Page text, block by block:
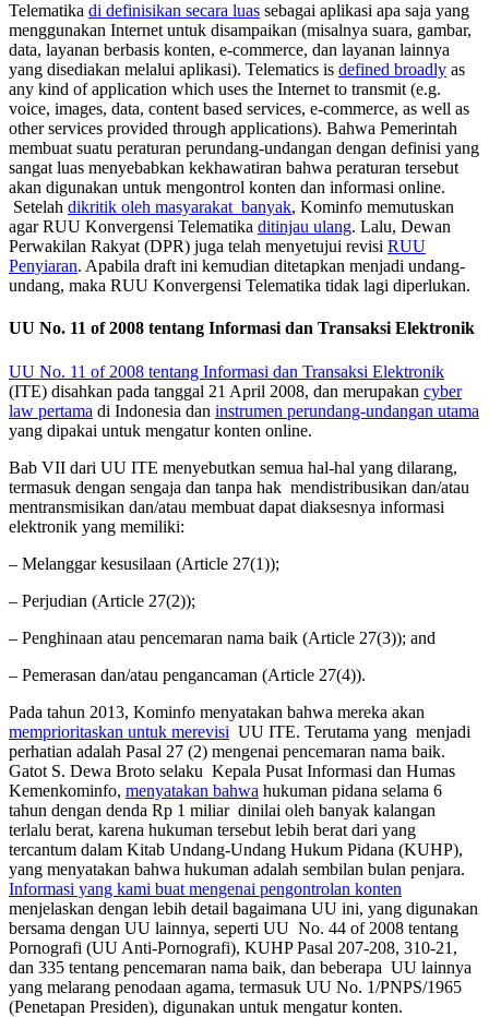
Telematika di definisikan secara luas sebagai aplikasi apa saja yang
menggunakan Internet untuk disampaikan (misalnya suara, gambar,
data, layanan berbasis konten, e-commerce, dan layanan lainnya
yang disediakan melalui aplikasi). Telematics is defined broadly as
any kind of application which uses the Internet to transmit (e.g.
voice, images, data, content based services, e-commerce, as well as
other services provided through applications). Bahwa Pemerintah
membuat suatu peraturan perundang-undangan dengan definisi yang
sangat luas menyebabkan kekhawatiran bahwa peraturan tersebut
akan digunakan untuk mengontrol konten dan informasi online.
Setelah dikritik oleh masyarakat banyak, Kominfo memutuskan
agar RUU Konvergensi Telematika ditinjau ulang. Lalu, Dewan
Perwakilan Rakyat (DPR) juga telah menyetujui revisi RUU
Penyiaran. Apabila draft ini kemudian ditetapkan menjadi undang-
undang, maka RUU Konvergensi Telematika tidak lagi diperlukan.
UU No. 11 of 2008 tentang Informasi dan Transaksi Elektronik
UU No. 11 of 2008 tentang Informasi dan Transaksi Elektronik
(ITE) disahkan pada tanggal 21 April 2008, dan merupakan cyber
law pertama di Indonesia dan instrumen perundang-undangan utama
yang dipakai untuk mengatur konten online.
Bab VII dari UU ITE menyebutkan semua hal-hal yang dilarang,
termasuk dengan sengaja dan tanpa hak mendistribusikan dan/atau
mentransmisikan dan/atau membuat dapat diaksesnya informasi
elektronik yang memiliki:
– Melanggar kesusilaan (Article 27(1));
– Perjudian (Article 27(2));
– Penghinaan atau pencemaran nama baik (Article 27(3)); and
– Pemerasan dan/atau pengancaman (Article 27(4)).
Pada tahun 2013, Kominfo menyatakan bahwa mereka akan
memprioritaskan untuk merevisi UU ITE. Terutama yang menjadi
perhatian adalah Pasal 27 (2) mengenai pencemaran nama baik.
Gatot S. Dewa Broto selaku Kepala Pusat Informasi dan Humas
Kemenkominfo, menyatakan bahwa hukuman pidana selama 6
tahun dengan denda Rp 1 miliar dinilai oleh banyak kalangan
terlalu berat, karena hukuman tersebut lebih berat dari yang
tercantum dalam Kitab Undang-Undang Hukum Pidana (KUHP),
yang menyatakan bahwa hukuman adalah sembilan bulan penjara.
Informasi yang kami buat mengenai pengontrolan konten
menjelaskan dengan lebih detail bagaimana UU ini, yang digunakan
bersama dengan UU lainnya, seperti UU No. 44 of 2008 tentang
Pornografi (UU Anti-Pornografi), KUHP Pasal 207-208, 310-21,
dan 335 tentang pencemaran nama baik, dan beberapa UU lainnya
yang melarang penodaan agama, termasuk UU No. 1/PNPS/1965
(Penetapan Presiden), digunakan untuk mengatur konten.